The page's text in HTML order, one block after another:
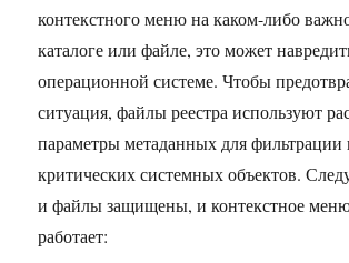
контекстного меню на каком-либо
каталоге или файле, это может
операционной системе. Чтобы
ситуация, файлы реестра используют
параметры метаданных для фильтрации
критических системных объектов.
и файлы защищены, и контекстное
работает: